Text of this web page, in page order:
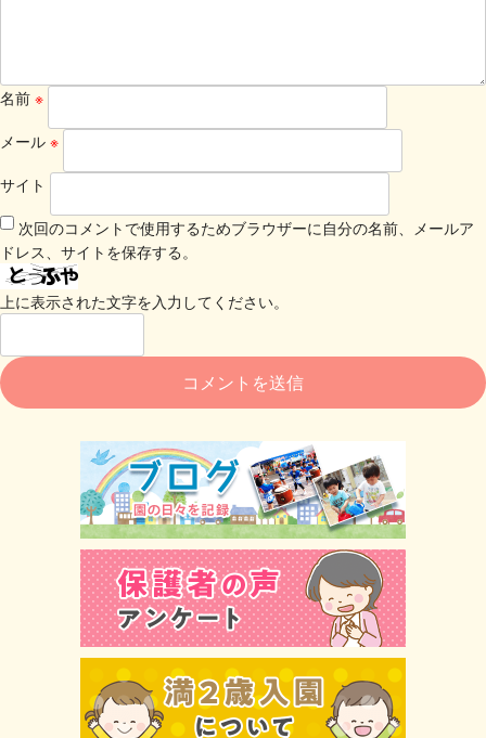
名前 ※
メール ※
サイト
次回のコメントで使用するためブラウザーに自分の名前、メールア
ドレス、サイトを保存する。
上に表示された文字を入力してください。